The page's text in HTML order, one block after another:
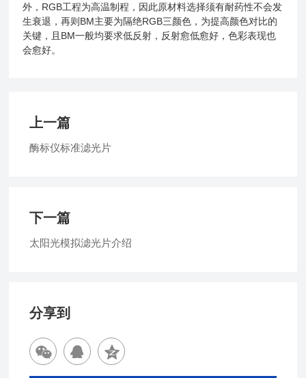
外，RGB工程为高温制程，因此原材料选择须有耐药性不会发
生衰退，再则BM主要为隔绝RGB三颜色，为提高颜色对比的
关键，且BM一般均要求低反射，反射愈低愈好，色彩表现也
会愈好。
上一篇
酶标仪标准滤光片
下一篇
太阳光模拟滤光片介绍
分享到